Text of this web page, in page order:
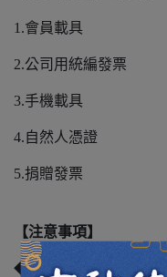
1.會員載具
2.公司用統編發票
3.手機載具
4.自然人憑證
5.捐贈發票
【注意事項】
◆ 若發票中獎，將以當